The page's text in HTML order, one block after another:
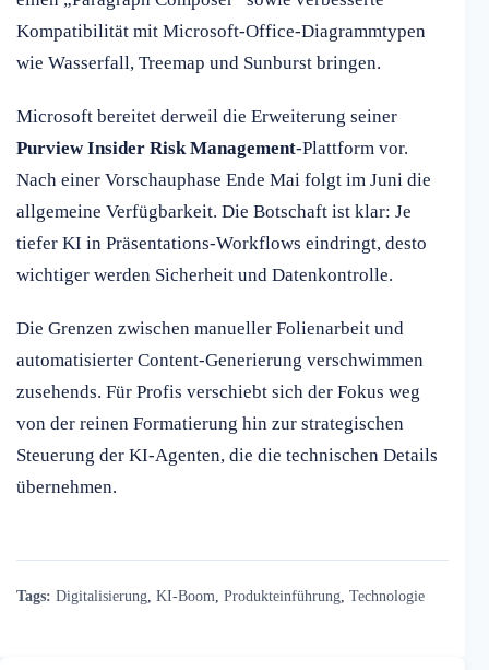
Kompatibilität mit Microsoft-Office-Diagrammtypen
wie Wasserfall, Treemap und Sunburst bringen.
Microsoft bereitet derweil die Erweiterung seiner
Purview Insider Risk Management-Plattform vor.
Nach einer Vorschauphase Ende Mai folgt im Juni die
allgemeine Verfügbarkeit. Die Botschaft ist klar: Je
tiefer KI in Präsentations-Workflows eindringt, desto
wichtiger werden Sicherheit und Datenkontrolle.
Die Grenzen zwischen manueller Folienarbeit und
automatisierter Content-Generierung verschwimmen
zusehends. Für Profis verschiebt sich der Fokus weg
von der reinen Formatierung hin zur strategischen
Steuerung der KI-Agenten, die die technischen Details
übernehmen.
Tags: Digitalisierung KI-Boom Produkteinführung Technologie